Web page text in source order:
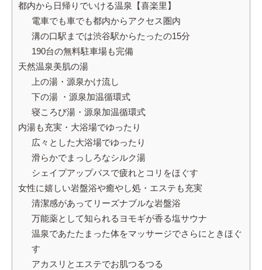
都内から日帰りでいける温泉【喜楽里】
電車でも車でも都内からアクセス圏内
溝の口駅までは渋谷駅からたったの15分
190台の無料駐車場も完備
天然温泉美肌の湯
上の湯・源泉かけ流し
下の湯 ・源泉加温循環式
寝ころび湯・源泉加温循環式
内湯も充実・大浴場でゆったり
広々とした大浴場でゆったり
滑らかでまっしろなシルク湯
シェイプアップバスで疲れとコリをほぐす
女性に嬉しい岩盤浴や癒やし処・エステも充実
清潔感があってリーズナブルな岩盤浴
万能薬として知られるヨモギが香る塩サウナ
温泉であたたまった体をマッサージでさらにときほぐ
す
アカスリとエステでお肌つるつる